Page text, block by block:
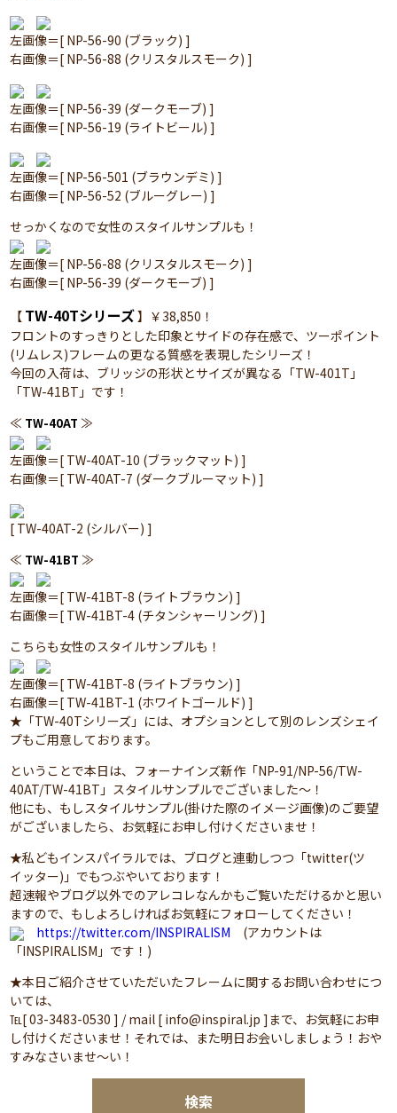
検索
左画像＝[ NP-56-90 (ブラック) ]
右画像＝[ NP-56-88 (クリスタルスモーク) ]
左画像＝[ NP-56-39 (ダークモーブ) ]
右画像＝[ NP-56-19 (ライトビール) ]
左画像＝[ NP-56-501 (ブラウンデミ) ]
右画像＝[ NP-56-52 (ブルーグレー) ]
せっかくなので女性のスタイルサンプルも！
左画像＝[ NP-56-88 (クリスタルスモーク) ]
右画像＝[ NP-56-39 (ダークモーブ) ]
【 TW-40Tシリーズ】￥38,850！
フロントのすっきりとした印象とサイドの存在感で、ツーポイント
(リムレス)フレームの更なる質感を表現したシリーズ！
今回の入荷は、ブリッジの形状とサイズが異なる「TW-401T」
「TW-41BT」です！
≪ TW-40AT ≫
左画像＝[ TW-40AT-10 (ブラックマット) ]
右画像＝[ TW-40AT-7 (ダークブルーマット) ]
[ TW-40AT-2 (シルバー) ]
≪ TW-41BT ≫
左画像＝[ TW-41BT-8 (ライトブラウン) ]
右画像＝[ TW-41BT-4 (チタンシャーリング) ]
こちらも女性のスタイルサンプルも！
左画像＝[ TW-41BT-8 (ライトブラウン) ]
右画像＝[ TW-41BT-1 (ホワイトゴールド) ]
★「TW-40Tシリーズ」には、オプションとして別のレンズシェイ
プもご用意しております。
ということで本日は、フォーナインズ新作「NP-91/NP-56/TW-
40AT/TW-41BT」スタイルサンプルでございました～！
他にも、もしスタイルサンプル(掛けた際のイメージ画像)のご要望
がございましたら、お気軽にお申し付けくださいませ！
★私どもインスパイラルでは、ブログと連動しつつ「twitter(ツ
イッター)」でもつぶやいております！
超速報やブログ以外でのアレコレなんかもご覧いただけるかと思い
ますので、もしよろしければお気軽にフォローしてください！
https://twitter.com/INSPIRALISM (アカウントは
「INSPIRALISM」です！)
★本日ご紹介させていただいたフレームに関するお問い合わせにつ
いては、
℡[ 03-3483-0530 ] / mail [ info@inspiral.jp ]まで、お気軽にお申
し付けくださいませ！それでは、また明日お会いしましょう！おや
すみなさいませ～い！